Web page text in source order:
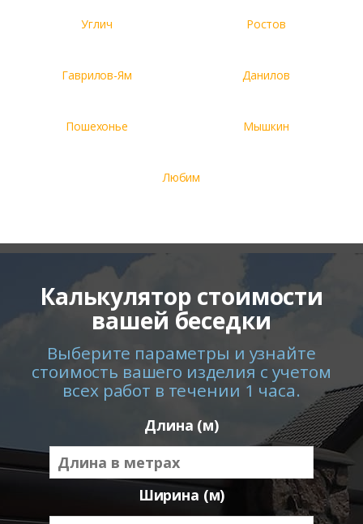
Углич Ростов
Гаврилов-Ям Данилов
Пошехонье Мышкин
Любим
Калькулятор стоимости
вашей беседки
Выберите параметры и узнайте
стоимость вашего изделия с учетом
всех работ в течении 1 часа.
Длина (м)
Ширина (м)